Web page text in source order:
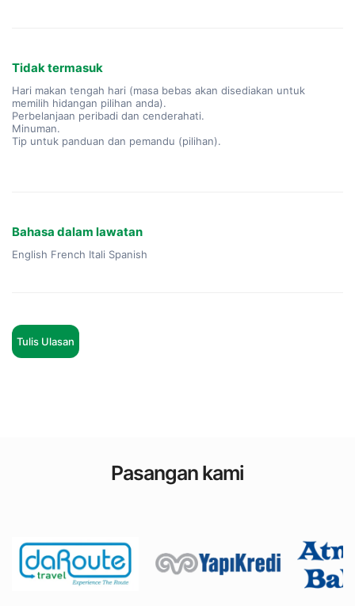
Tidak termasuk
Hari makan tengah hari (masa bebas akan disediakan untuk
memilih hidangan pilihan anda).
Perbelanjaan peribadi dan cenderahati.
Minuman.
Tip untuk panduan dan pemandu (pilihan).
Bahasa dalam lawatan
English French Itali Spanish
Tulis Ulasan
Pasangan kami